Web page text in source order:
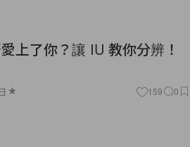
上了你？讓 IU 教你分辨！
159 0